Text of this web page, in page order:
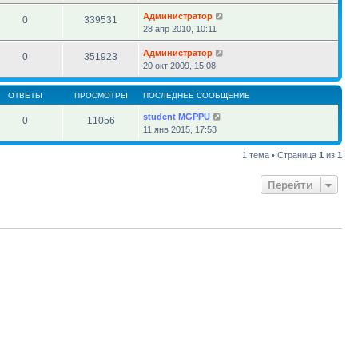
0 339531
Администратор
28 апр 2010, 10:11
0 351923
Администратор
20 окт 2009, 15:08
ОТВЕТЫ ПРОСМОТРЫ ПОСЛЕДНЕЕ СООБЩЕНИЕ
0 11056
student MGPPU
11 янв 2015, 17:53
1 тема • Страница 1 из 1
Перейти